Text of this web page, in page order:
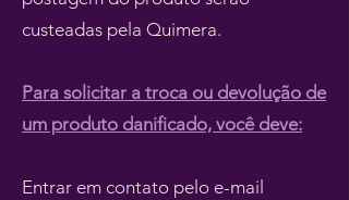
custeadas pela Quimera.
Para solicitar a troca ou devolução de
um produto danificado, você deve:
Entrar em contato pelo e-mail